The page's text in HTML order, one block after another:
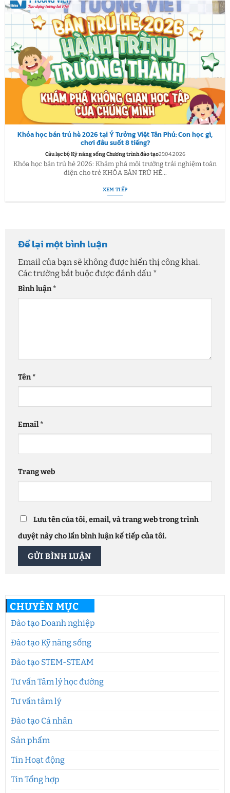
CHUYÊN MỤC
Đào tạo Doanh nghiệp
Đào tạo Kỹ năng sống
Đào tạo STEM-STEAM
Tư vấn Tâm lý học đường
Tư vấn tâm lý
Đào tạo Cá nhân
Sản phẩm
Tin Hoạt động
Tin Tổng hợp
Khóa học bán trú hè 2026 tại Ý Tưởng Việt Tân Phú: Con học gì,
chơi đâu suốt 8 tiếng?
Câu lạc bộ Kỹ năng sống Chương trình đào tạo29.04.2026
Khóa học bán trú hè 2026: Khám phá môi trường trải nghiệm toàn
diện cho trẻ KHÓA BÁN TRÚ HÈ...
XEM TIẾP
Để lại một bình luận
Email của bạn sẽ không được hiển thị công khai.
Các trường bắt buộc được đánh dấu *
Bình luận*
Tên*
Email*
Trang web
Lưu tên của tôi, email, và trang web trong trình
duyệt này cho lần bình luận kế tiếp của tôi.